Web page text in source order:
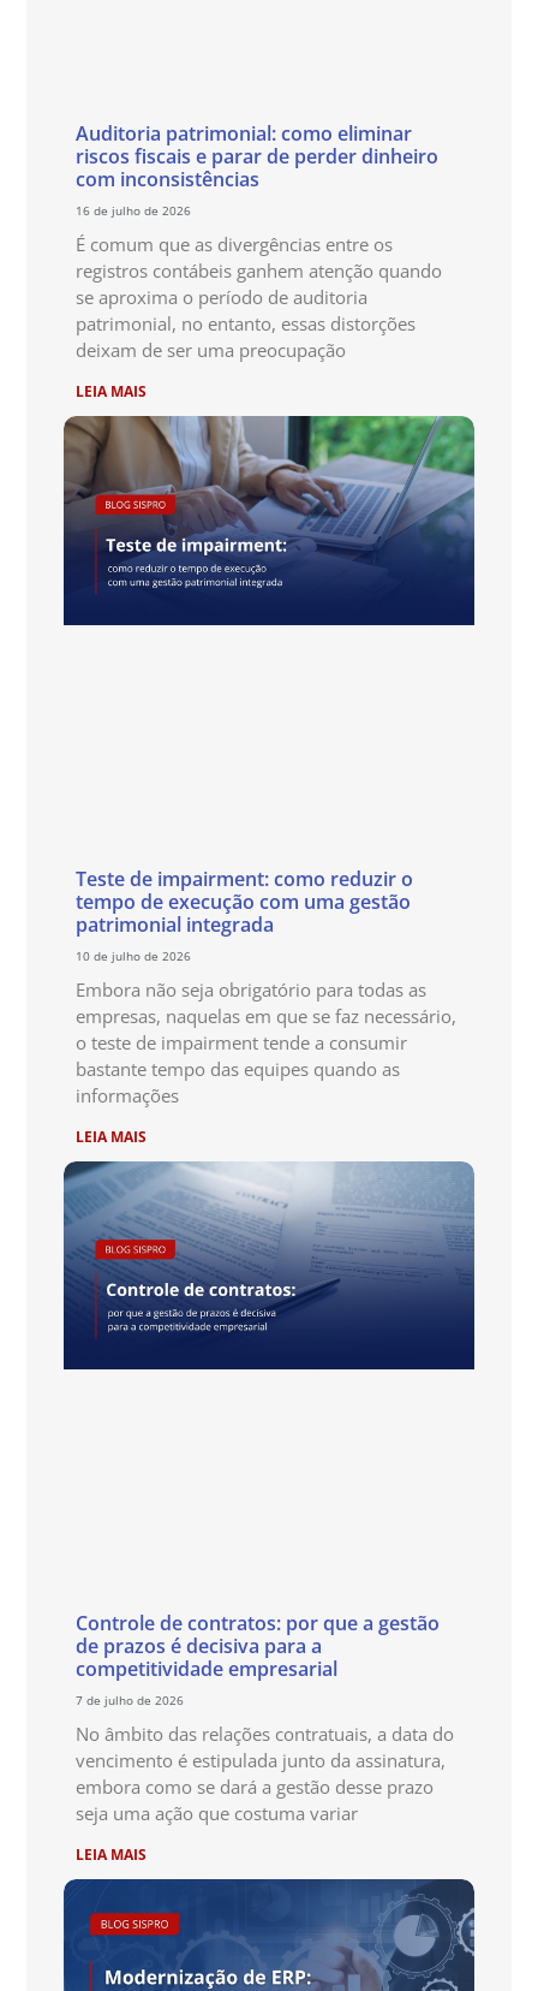
Auditoria patrimonial: como eliminar
riscos fiscais e parar de perder dinheiro
com inconsistências
16 de julho de 2026
É comum que as divergências entre os
registros contábeis ganhem atenção quando
se aproxima o período de auditoria
patrimonial, no entanto, essas distorções
deixam de ser uma preocupação
LEIA MAIS
Teste de impairment: como reduzir o
tempo de execução com uma gestão
patrimonial integrada
10 de julho de 2026
Embora não seja obrigatório para todas as
empresas, naquelas em que se faz necessário,
o teste de impairment tende a consumir
bastante tempo das equipes quando as
informações
LEIA MAIS
Controle de contratos: por que a gestão
de prazos é decisiva para a
competitividade empresarial
7 de julho de 2026
No âmbito das relações contratuais, a data do
vencimento é estipulada junto da assinatura,
embora como se dará a gestão desse prazo
seja uma ação que costuma variar
LEIA MAIS